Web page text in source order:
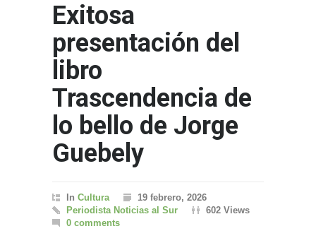
Exitosa
presentación del
libro
Trascendencia de
lo bello de Jorge
Guebely
In Cultura
19 febrero, 2026
Periodista Noticias al Sur
602 Views
0 comments